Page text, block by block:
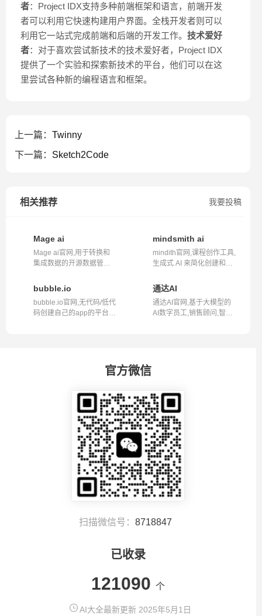
者：Project IDX支持多种前端框架和语言，前端开发
者可以利用它快速构建用户界面。全栈开发者则可以
利用它一站式完成前端和后端的开发工作。 技术爱好
者：对于喜欢尝试新技术的技术爱好者，Project IDX
提供了一个实验和探索新技术的平台，他们可以在这
里尝试各种新的编程语言和框架。
上一篇： Twinny
下一篇： Sketch2Code
我要投稿
相关推荐
Mage ai
Mage ai官网,用于转换和
集成数据的开源数据管道
mindsmith ai
mindith官网,课程创作工具,
生成式 AI 来简化创建和共
bubble.io
bubble.io官网,无代码/低代
码创建自己的app的平台网
通达AI
通达AI官网,基于大模型的
AI数字员工,销售顾问,智能
官方微信
扫描微信号： 8718847
已收录
121090 个
AI大全最新更新 2025年5月1日